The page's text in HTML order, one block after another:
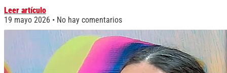
Leer artículo
19 mayo 2026
No hay comentarios